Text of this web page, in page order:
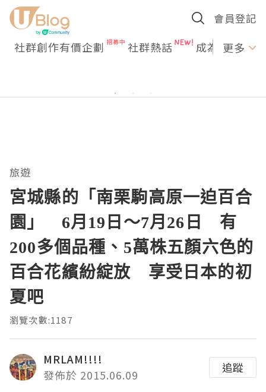
會員登記
社群創作有價企劃 社群熱話 成為U更多
旅遊
宮城縣的「南栗駒高原一迫百合
園」 6月19日～7月26日 有
200多個品種、5萬株五顏六色的
百合花繽紛綻放 享受日本的初
夏吧
瀏覽次數:1187
MRLAM!!!!
發佈於 2015.06.09
追蹤